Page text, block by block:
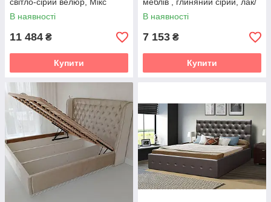
меблі
В наявності
11 484 ₴
Купити
білий шовк
В наявності
7 153 ₴
Купити